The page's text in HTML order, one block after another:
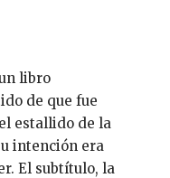
de que fue
estallido de la
intención era
El subtítulo, la